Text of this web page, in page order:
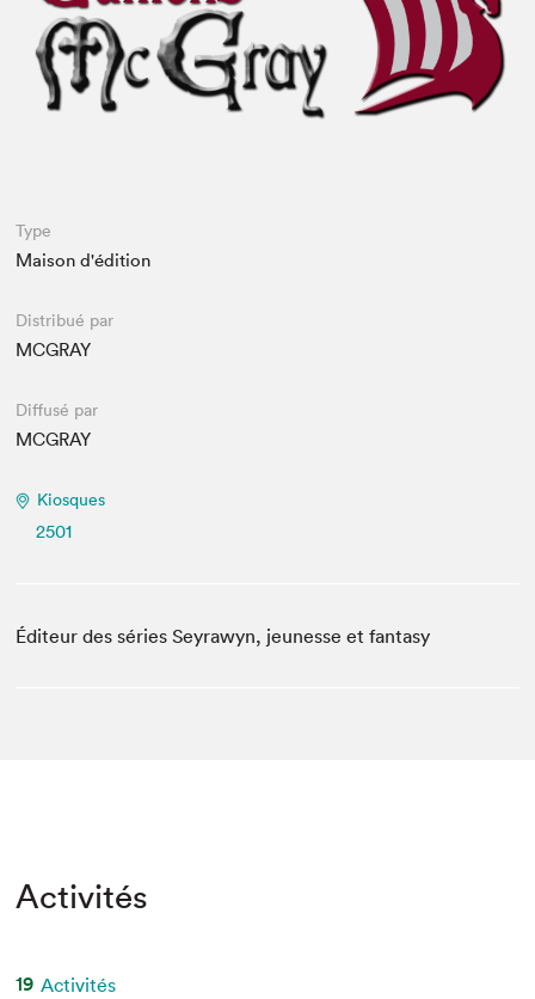
Espace médias
Type
Maison d'édition
Distribué par
MCGRAY
Diffusé par
MCGRAY
Kiosques
2501
Éditeur des séries Seyrawyn, jeunesse et fantasy
Activités
19 Activités